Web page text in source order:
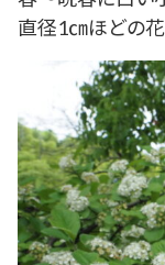
直径1㎝ほどの